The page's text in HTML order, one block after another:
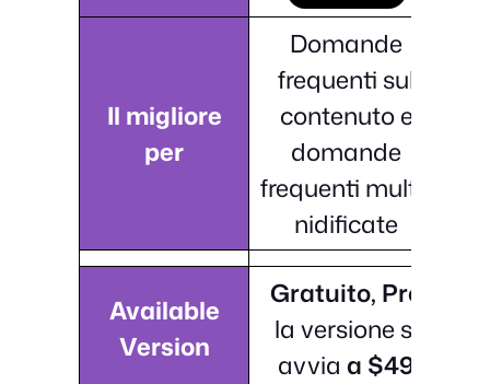
Il migliore
per
Domande
frequenti sul
contenuto e
domande
frequenti multi-
nidificate
Available
Version
Gratuito, Pro
la versione si
avvia a $49